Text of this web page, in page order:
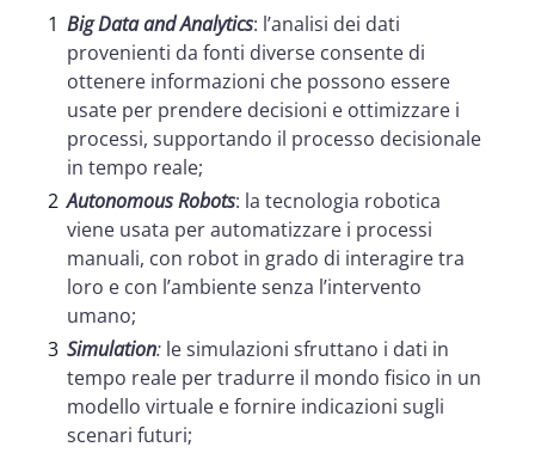
Big Data and Analytics: l’analisi dei dati
provenienti da fonti diverse consente di
ottenere informazioni che possono essere
usate per prendere decisioni e ottimizzare i
processi, supportando il processo decisionale
in tempo reale;
Autonomous Robots: la tecnologia robotica
viene usata per automatizzare i processi
manuali, con robot in grado di interagire tra
loro e con l’ambiente senza l’intervento
umano;
Simulation: le simulazioni sfruttano i dati in
tempo reale per tradurre il mondo fisico in un
modello virtuale e fornire indicazioni sugli
scenari futuri;